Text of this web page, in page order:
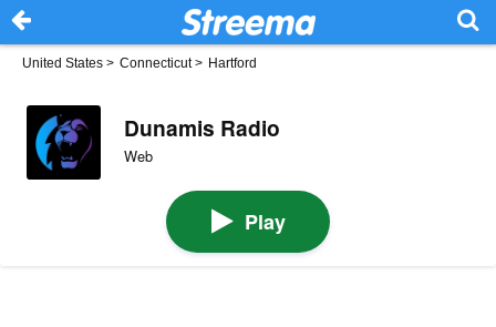
United States > Connecticut> Hartford
Dunamis Radio
Web
Play